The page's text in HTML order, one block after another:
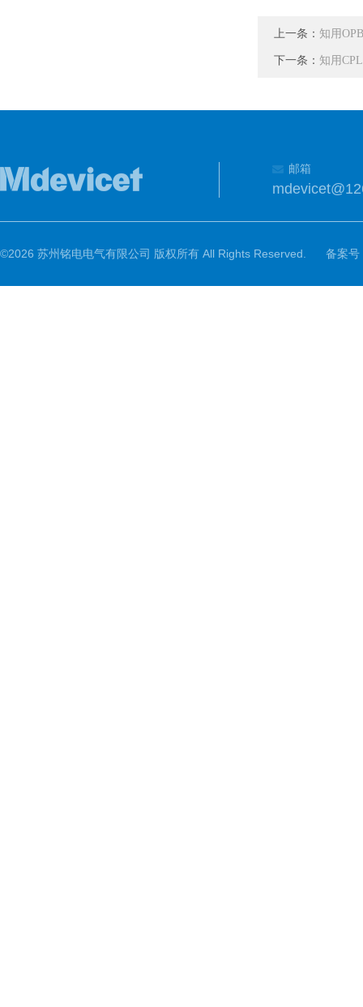
上一条： 知用
下一条： 知用
邮箱
©2026 苏州铭电电气有限公司 版权所有 All Rights Reserved. 备案号